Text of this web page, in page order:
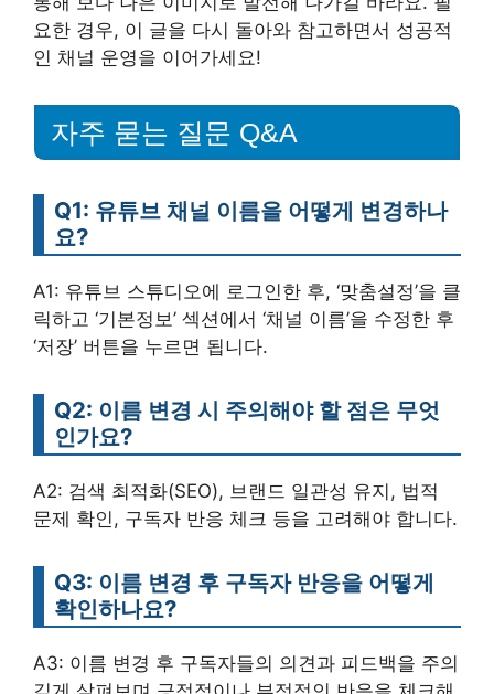
요한 경우, 이 글을 다시 돌아와 참고하면서 성공적
인 채널 운영을 이어가세요!
자주 묻는 질문 Q&A
Q1: 유튜브 채널 이름을 어떻게 변경하나
요?
A1: 유튜브 스튜디오에 로그인한 후, ‘맞춤설정’을 클
릭하고 ‘기본정보’ 섹션에서 ‘채널 이름’을 수정한 후
‘저장’ 버튼을 누르면 됩니다.
Q2: 이름 변경 시 주의해야 할 점은 무엇
인가요?
A2: 검색 최적화(SEO), 브랜드 일관성 유지, 법적
문제 확인, 구독자 반응 체크 등을 고려해야 합니다.
Q3: 이름 변경 후 구독자 반응을 어떻게
확인하나요?
A3: 이름 변경 후 구독자들의 의견과 피드백을 주의